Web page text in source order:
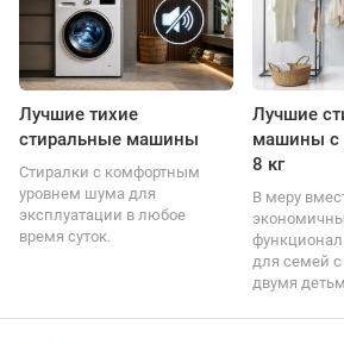
Лучшие тихие
стиральные машины
Стиралки с комфортным
уровнем шума для
эксплуатации в любое
время суток.
Лучшие
машины с
8 кг
В меру
для семей
двумя